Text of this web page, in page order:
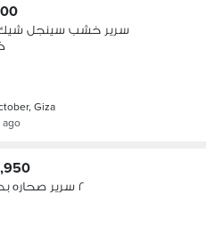
سرير خشب سينجل
Giza
ago
٢ سرير صحاره بدون ملل